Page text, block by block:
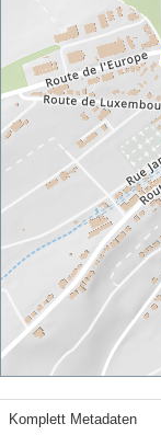
Komplett Metadaten